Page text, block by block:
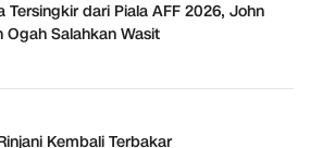
Tersingkir dari Piala AFF 2026, John
Ogah Salahkan Wasit
Kembali Terbakar